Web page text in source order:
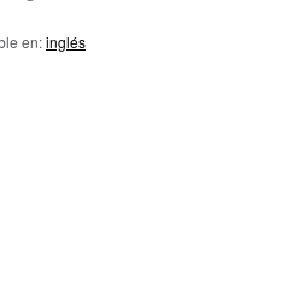
en:inglés